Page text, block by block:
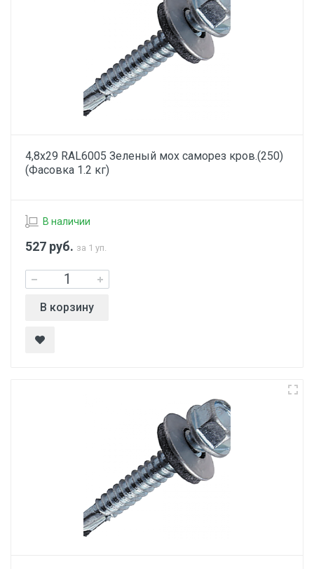
4,8х29 RAL6005 Зеленый мох саморез кров.(250)
(Фасовка 1.2 кг)
В наличии
527 руб. за 1 уп.
В корзину